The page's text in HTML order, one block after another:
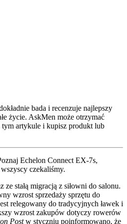
bada i recenzuje najlepszy
życie. AskMen może otrzymać
artykule i kupisz produkt lub
Echelon Connect EX-7s,
czekaliśmy.
ze stałą migracją z siłowni do salonu.
wzrost sprzedaży sprzętu do
relegowany do tradycyjnych ławek i
wzrost zakupów dotyczy rowerów
Postw styczniu poinformowano, że